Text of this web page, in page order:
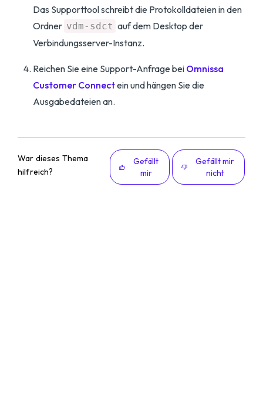
Das Supporttool schreibt die Protokolldateien in den
Ordner vdm-sdct auf dem Desktop der
Verbindungsserver-Instanz.
Reichen Sie eine Support-Anfrage bei Omnissa
Customer Connectein und hängen Sie die
Ausgabedateien an.
War dieses Thema
hilfreich?
Gefällt
mir
Gefällt mir
nicht